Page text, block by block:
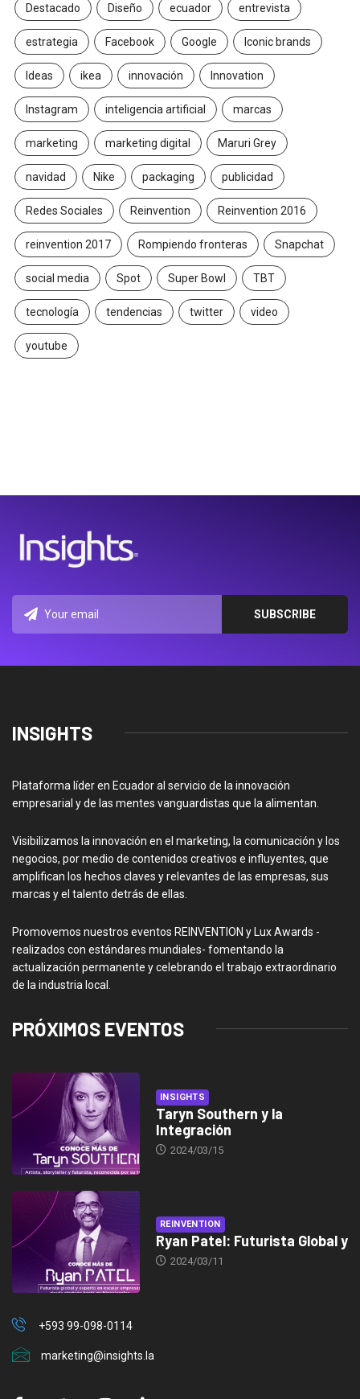
Destacado Diseño ecuador entrevista
estrategia Facebook Google Iconic brands
Ideas ikea innovación Innovation
Instagram inteligencia artificial marcas
marketing marketing digital Maruri Grey
navidad Nike packaging publicidad
Redes Sociales Reinvention Reinvention 2016
reinvention 2017 Rompiendo fronteras Snapchat
social media Spot Super Bowl TBT
tecnología tendencias twitter video
youtube
INSIGHTS
Plataforma líder en Ecuador al servicio de la innovación
empresarial y de las mentes vanguardistas que la alimentan.
Visibilizamos la innovación en el marketing, la comunicación y los
negocios, por medio de contenidos creativos e influyentes, que
amplifican los hechos claves y relevantes de las empresas, sus
marcas y el talento detrás de ellas.
Promovemos nuestros eventos REINVENTION y Lux Awards -
realizados con estándares mundiales- fomentando la
actualización permanente y celebrando el trabajo extraordinario
de la industria local.
PRÓXIMOS EVENTOS
INSIGHTS
Taryn Southern y la
Integración
2024/03/15
REINVENTION
Ryan Patel: Futurista Global y
2024/03/11
+593 99-098-0114
marketing@insights.la